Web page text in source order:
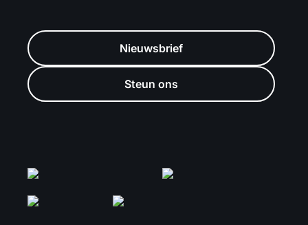
Nieuwsbrief
Steun ons